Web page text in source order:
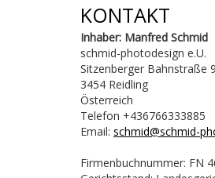
KONTAKT
Inhaber: Manfred Schmid
schmid-photodesign e.U.
Sitzenberger Bahnstraße
3454 Reidling
Österreich
Telefon +436766333885
Email: schmid@schmid-
Firmenbuchnummer: FN